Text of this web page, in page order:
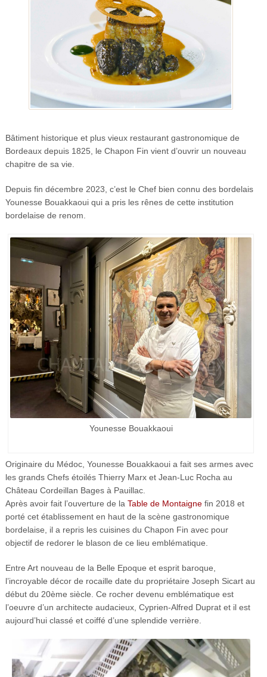
Bâtiment historique et plus vieux restaurant gastronomique de
Bordeaux depuis 1825, le Chapon Fin vient d’ouvrir un nouveau
chapitre de sa vie.
Depuis fin décembre 2023, c’est le Chef bien connu des bordelais
Younesse Bouakkaoui qui a pris les rênes de cette institution
bordelaise de renom.
Younesse Bouakkaoui
Originaire du Médoc, Younesse Bouakkaoui a fait ses armes avec
les grands Chefs étoilés Thierry Marx et Jean-Luc Rocha au
Château Cordeillan Bages à Pauillac.
Après avoir fait l’ouverture de la Table de Montaignefin 2018 et
porté cet établissement en haut de la scène gastronomique
bordelaise, il a repris les cuisines du Chapon Fin avec pour
objectif de redorer le blason de ce lieu emblématique.
Entre Art nouveau de la Belle Epoque et esprit baroque,
l’incroyable décor de rocaille date du propriétaire Joseph Sicart au
début du 20ème siècle. Ce rocher devenu emblématique est
l’oeuvre d’un architecte audacieux, Cyprien-Alfred Duprat et il est
aujourd’hui classé et coiffé d’une splendide verrière.